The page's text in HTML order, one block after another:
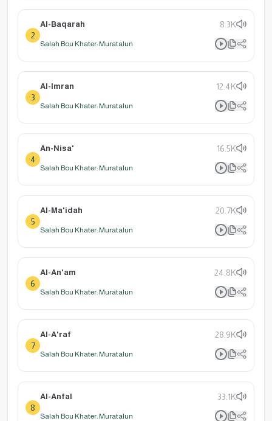
2
Al-Baqarah 8.3K
Salah Bou Khater: Muratalun
3
Al-Imran 12.4K
Salah Bou Khater: Muratalun
4
An-Nisa' 16.5K
Salah Bou Khater: Muratalun
5
Al-Ma'idah 20.7K
Salah Bou Khater: Muratalun
6
Al-An'am 24.8K
Salah Bou Khater: Muratalun
7
Al-A'raf 28.9K
Salah Bou Khater: Muratalun
8
Al-Anfal 33.1K
Salah Bou Khater: Muratalun